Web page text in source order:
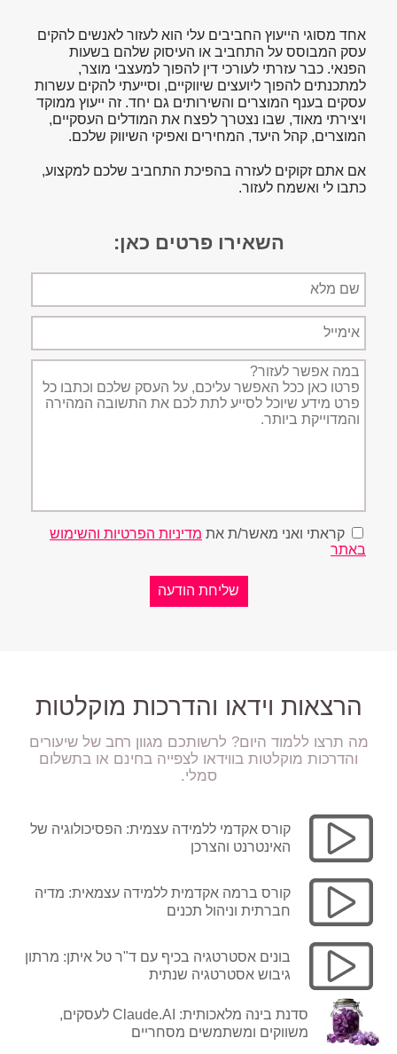
אחד מסוגי הייעוץ החביבים עלי הוא לעזור לאנשים להקים
עסק המבוסס על התחביב או העיסוק שלהם בשעות
הפנאי. כבר עזרתי לעורכי דין להפוך למעצבי מוצר,
למתכנתים להפוך ליועצים שיווקיים, וסייעתי להקים עשרות
עסקים בענף המוצרים והשירותים גם יחד. זה ייעוץ ממוקד
ויצירתי מאוד, שבו נצטרך לפצח את המודלים העסקיים,
המוצרים, קהל היעד, המחירים ואפיקי השיווק שלכם.
אם אתם זקוקים לעזרה בהפיכת התחביב שלכם למקצוע,
כתבו לי ואשמח לעזור.
השאירו פרטים כאן:
מלא
תיאור
הפניה
קראתי ואני מאשר/ת את מדיניות הפרטיות והשימוש
באתר
הרצאות וידאו והדרכות מוקלטות
מה תרצו ללמוד היום? לרשותכם מגוון רחב של שיעורים
והדרכות מוקלטות בווידאו לצפייה בחינם או בתשלום
סמלי.
קורס אקדמי ללמידה עצמית: הפסיכולוגיה של
האינטרנט והצרכן
קורס ברמה אקדמית ללמידה עצמאית: מדיה
חברתית וניהול תכנים
בונים אסטרטגיה בכיף עם ד"ר טל איתן: מרתון
גיבוש אסטרטגיה שנתית
סדנת בינה מלאכותית: Claude.AI לעסקים,
משווקים ומשתמשים מסחריים